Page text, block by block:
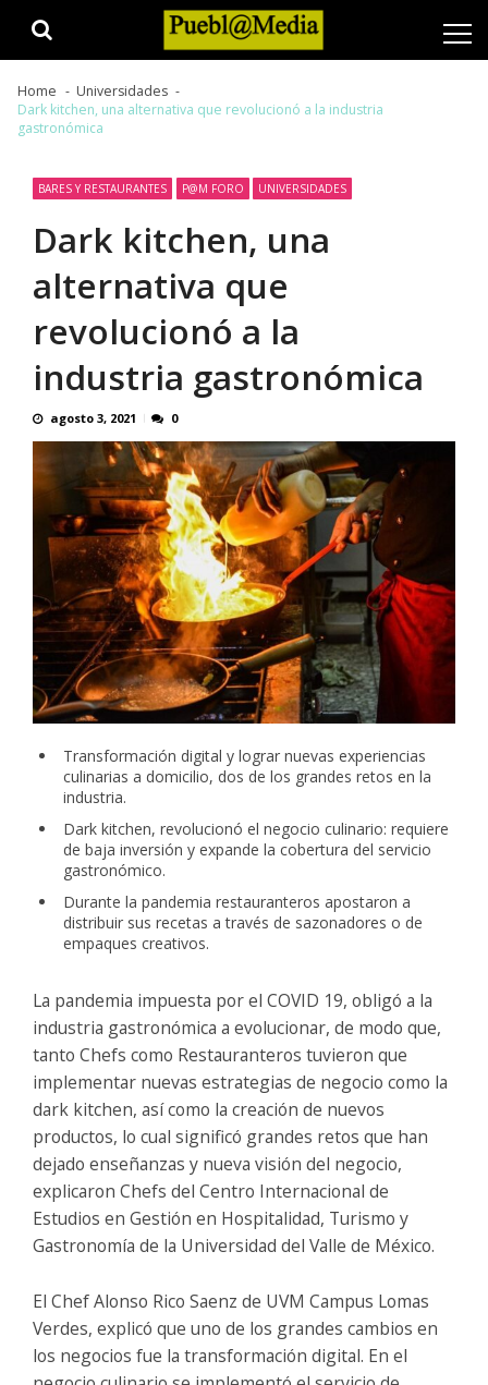
Home
Universidades
Dark kitchen, una alternativa que revolucionó a la industria
gastronómica
BARES Y RESTAURANTES P@M FORO UNIVERSIDADES
Dark kitchen, una
alternativa que
revolucionó a la
industria gastronómica
agosto 3, 2021 0
Transformación digital y lograr nuevas experiencias
culinarias a domicilio, dos de los grandes retos en la
industria.
Dark kitchen, revolucionó el negocio culinario: requiere
de baja inversión y expande la cobertura del servicio
gastronómico.
Durante la pandemia restauranteros apostaron a
distribuir sus recetas a través de sazonadores o de
empaques creativos.
La pandemia impuesta por el COVID 19, obligó a la
industria gastronómica a evolucionar, de modo que,
tanto Chefs como Restauranteros tuvieron que
implementar nuevas estrategias de negocio como la
dark kitchen, así como la creación de nuevos
productos, lo cual significó grandes retos que han
dejado enseñanzas y nueva visión del negocio,
explicaron Chefs del Centro Internacional de
Estudios en Gestión en Hospitalidad, Turismo y
Gastronomía de la Universidad del Valle de México.
El Chef Alonso Rico Saenz de UVM Campus Lomas
Verdes, explicó que uno de los grandes cambios en
los negocios fue la transformación digital. En el